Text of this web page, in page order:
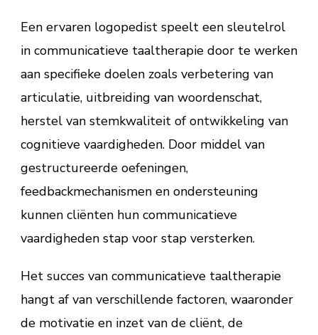
Een ervaren logopedist speelt een sleutelrol
in communicatieve taaltherapie door te werken
aan specifieke doelen zoals verbetering van
articulatie, uitbreiding van woordenschat,
herstel van stemkwaliteit of ontwikkeling van
cognitieve vaardigheden. Door middel van
gestructureerde oefeningen,
feedbackmechanismen en ondersteuning
kunnen cliënten hun communicatieve
vaardigheden stap voor stap versterken.
Het succes van communicatieve taaltherapie
hangt af van verschillende factoren, waaronder
de motivatie en inzet van de cliënt, de